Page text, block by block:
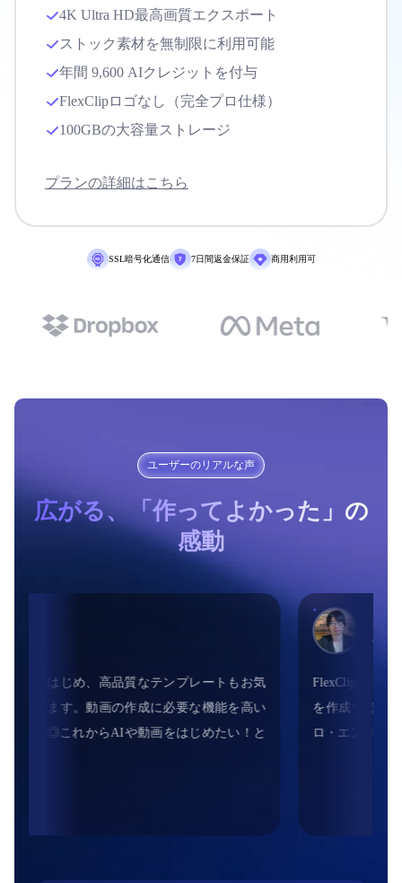
4K Ultra HD最高画質エクスポート
ストック素材を無制限に利用可能
年間 9,600 AIクレジットを付与
FlexClipロゴなし（完全プロ仕様）
100GBの大容量ストレージ
プランの詳細はこちら
SSL暗号化通信 7日間返金保証 商用利用可
ユーザーのリアルな声
広がる、「作ってよかった」の
感動
Premiere Proのような難しい操作が要らず、簡単にショートムービー
ことができました。Facebook広告やYouTube広告、動画のイント
ィングなど、短い動画を、手軽に作成したい方におすすめです！